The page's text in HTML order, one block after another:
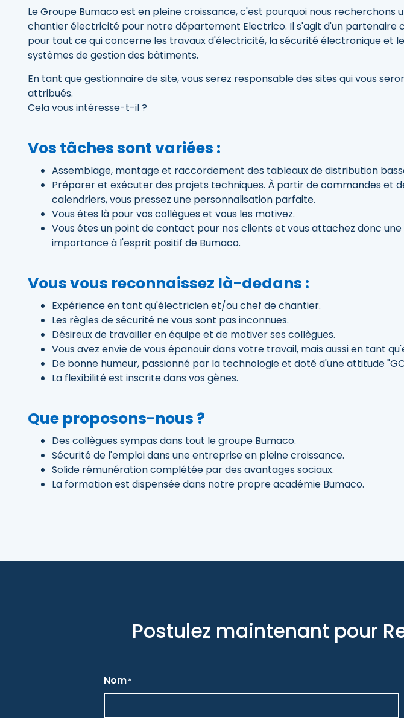
Le Groupe Bumaco est en pleine croissance, c'est pourquoi nous recherchons
chantier électricité pour notre département Electrico. Il s'agit d'un partenaire
pour tout ce qui concerne les travaux d'électricité, la sécurité électronique et
systèmes de gestion des bâtiments.
En tant que gestionnaire de site, vous serez responsable des sites qui vous
attribués.
Cela vous intéresse-t-il ?
Vos tâches sont variées :
Assemblage, montage et raccordement des tableaux de distribution
Préparer et exécuter des projets techniques. À partir de commandes et
calendriers, vous pressez une personnalisation parfaite.
Vous êtes là pour vos collègues et vous les motivez.
Vous êtes un point de contact pour nos clients et vous attachez donc
importance à l'esprit positif de Bumaco.
Vous vous reconnaissez là-dedans :
Expérience en tant qu'électricien et/ou chef de chantier.
Les règles de sécurité ne vous sont pas inconnues.
Désireux de travailler en équipe et de motiver ses collègues.
Vous avez envie de vous épanouir dans votre travail, mais aussi en tant
De bonne humeur, passionné par la technologie et doté d'une attitude "GO
La flexibilité est inscrite dans vos gènes.
Que proposons-nous ?
Des collègues sympas dans tout le groupe Bumaco.
Sécurité de l'emploi dans une entreprise en pleine croissance.
Solide rémunération complétée par des avantages sociaux.
La formation est dispensée dans notre propre académie Bumaco.
Postulez maintenant pour
Nom*